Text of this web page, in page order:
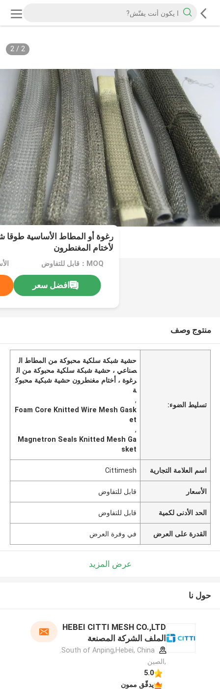
2
/
2
رغوة أو المطاط الأساسية طوقا
لأختام المغنطرون
MOQ：قابل للتفاوض
افضل سعر
منتوج وصف
تسليط الضوء:
حشية شبكة سلكية محبوكة من المطاط ال
صناعي ، حشية شبكة سلكية محبوكة من ال
رغوة ، أختام مغنطرون حشية شبكية محبوك
ة
,
Foam Core Knitted Wire Mesh Gask
et
,
Magnetron Seals Knitted Mesh Ga
sket
اسم العلامة التجارية Cittimesh
الأسعار قابل للتفاوض
الحد الأدنى لكمية قابل للتفاوض
القدرة على العرض في وفرة العرض
عرض المزيد
حول نا
HEBEI CITTI MESH CO.,LTD
الملف الشركة المصنعة
,الصين
5.0
يدقّق ممون